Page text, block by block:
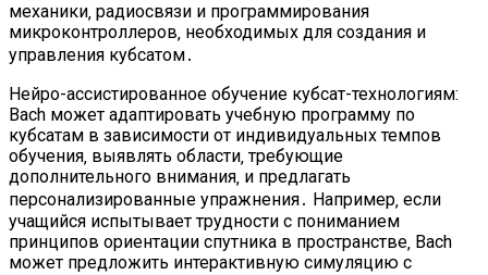
механики‚ радиосвязи и программирования
микроконтроллеров‚ необходимых для создания и
управления кубсатом․
Нейро-ассистированное обучение кубсат-технологиям:
Bach может адаптировать учебную программу по
кубсатам в зависимости от индивидуальных темпов
обучения‚ выявлять области‚ требующие
дополнительного внимания‚ и предлагать
персонализированные упражнения․ Например‚ если
учащийся испытывает трудности с пониманием
принципов ориентации спутника в пространстве‚ Bach
может предложить интерактивную симуляцию с